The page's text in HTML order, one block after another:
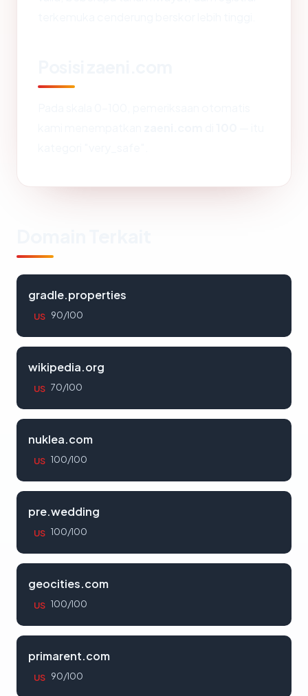
gradle.properties
US 90/100
wikipedia.org
US 70/100
nuklea.com
US 100/100
pre.wedding
US 100/100
geocities.com
US 100/100
primarent.com
US 90/100